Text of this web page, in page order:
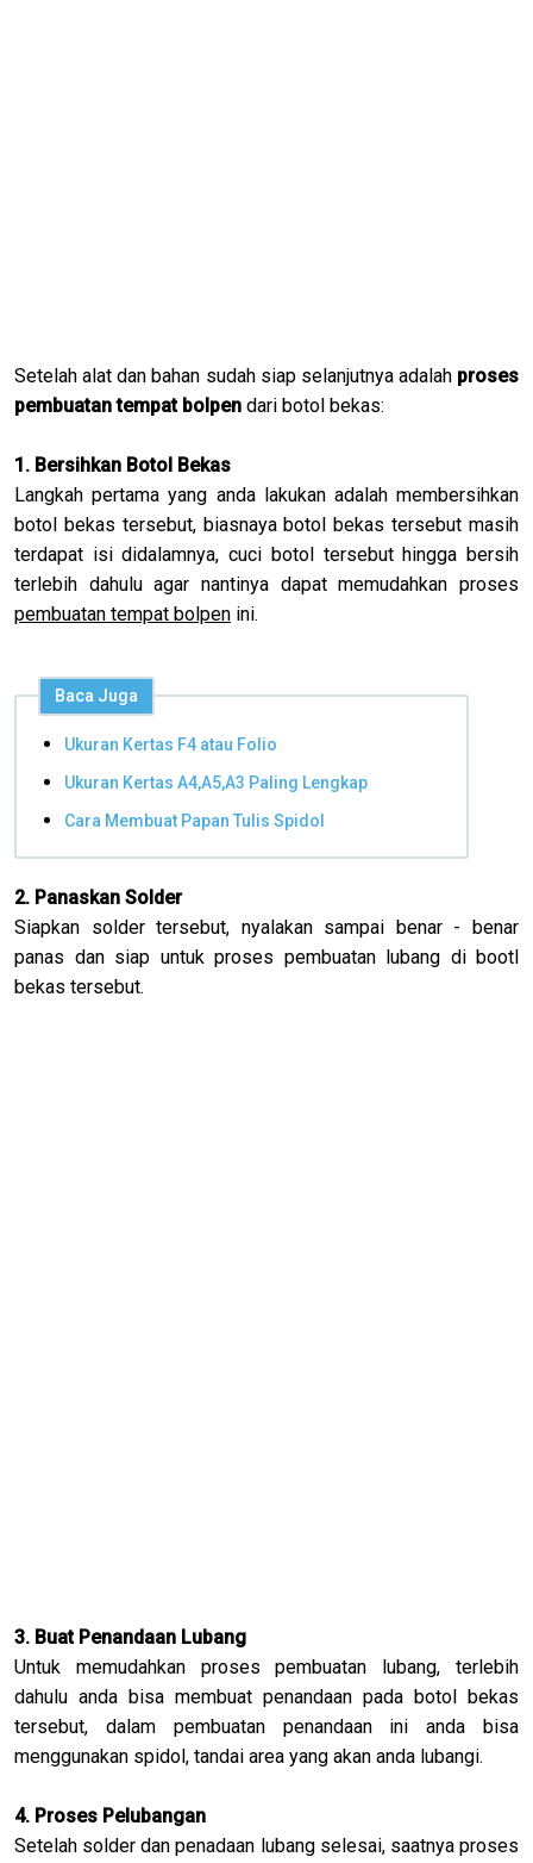
Setelah alat dan bahan sudah siap selanjutnya adalah proses
pembuatan tempat bolpen dari botol bekas:
1. Bersihkan Botol Bekas
Langkah pertama yang anda lakukan adalah membersihkan
botol bekas tersebut, biasnaya botol bekas tersebut masih
terdapat isi didalamnya, cuci botol tersebut hingga bersih
terlebih dahulu agar nantinya dapat memudahkan proses
pembuatan tempat bolpen ini.
Baca Juga
Ukuran Kertas F4 atau Folio
Ukuran Kertas A4,A5,A3 Paling Lengkap
Cara Membuat Papan Tulis Spidol
2. Panaskan Solder
Siapkan solder tersebut, nyalakan sampai benar - benar
panas dan siap untuk proses pembuatan lubang di bootl
bekas tersebut.
3. Buat Penandaan Lubang
Untuk memudahkan proses pembuatan lubang, terlebih
dahulu anda bisa membuat penandaan pada botol bekas
tersebut, dalam pembuatan penandaan ini anda bisa
menggunakan spidol, tandai area yang akan anda lubangi.
4. Proses Pelubangan
Setelah solder dan penadaan lubang selesai, saatnya proses